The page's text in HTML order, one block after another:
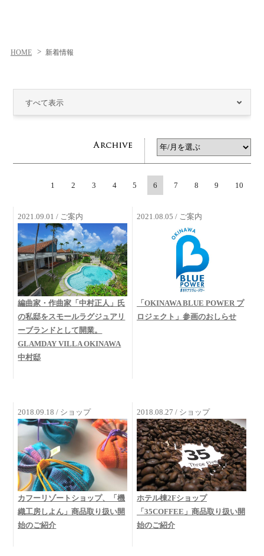
HOME 新着情報
すべて表示
1 2 3 4 5 6 7 8 9 10
2021.09.01 / ご案内
編曲家・作曲家「中村正人」氏
の私邸をスモールラグジュアリ
ーブランドとして開業。
GLAMDAY VILLA OKINAWA
中村邸
2021.08.05 / ご案内
「OKINAWA BLUE POWER プ
ロジェクト」参画のおしらせ
2018.09.18 / ショップ
カフーリゾートショップ、「機
織工房しよん」商品取り扱い開
始のご紹介
2018.08.27 / ショップ
ホテル棟2Fショップ
「35COFFEE」商品取り扱い開
始のご紹介